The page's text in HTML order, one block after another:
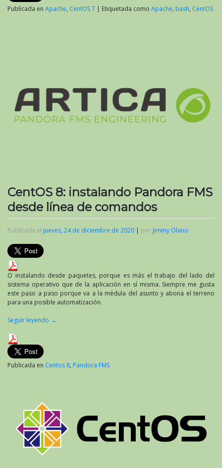
Publicada en Apache, CentOS 7 | Etiquetada como Apache, bash, CentOS
CentOS 8: instalando Pandora FMS
desde línea de comandos
Publicada el jueves, 24 de diciembre de 2020 | por Jimmy Olano
O instalando desde paquetes, porque es más el trabajo del lado del
sistema operativo que de la aplicación en sí misma. Siempre me gusta
este paso a paso porque va a la médula del asunto y abona el terreno
para una posible automatización.
Seguir leyendo →
Publicada en Centos 8, Pandora FMS